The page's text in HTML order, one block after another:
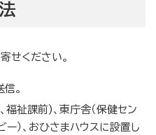
せください。
。
祉課前)、東庁舎（保健セン
ー）、おひさまハウスに設置し